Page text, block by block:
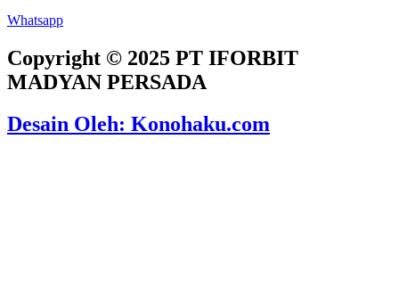
Whatsapp
Copyright © 2025 PT IFORBIT
MADYAN PERSADA
Desain Oleh: Konohaku.com